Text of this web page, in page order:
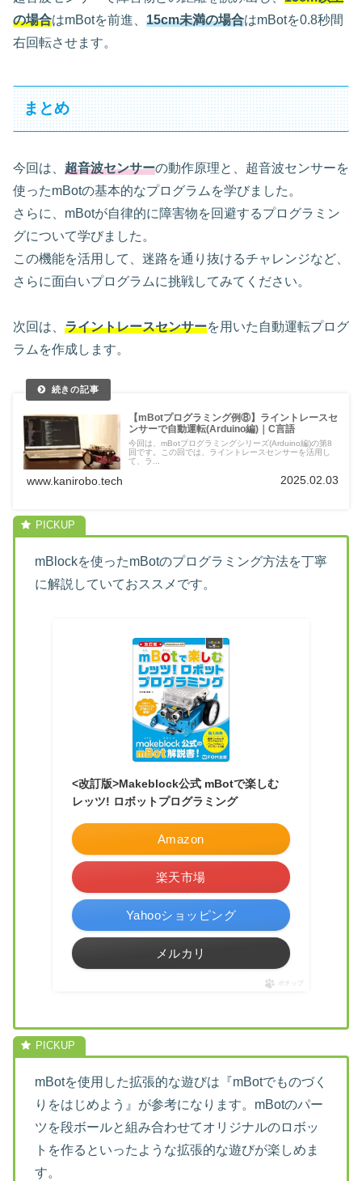
の場合はmBotを前進、 15cm未満の場合はmBotを0.8秒間
右回転させます。
まとめ
今回は、 超音波センサーの動作原理と、超音波センサーを
使ったmBotの基本的なプログラムを学びました。
さらに、mBotが自律的に障害物を回避するプログラミン
グについて学びました。
この機能を活用して、迷路を通り抜けるチャレンジなど、
さらに面白いプログラムに挑戦してみてください。
次回は、 ライントレースセンサーを用いた自動運転プログ
ラムを作成します。
【mBotプログラミング例⑧】ライントレースセ
ンサーで自動運転(Arduino編)｜C言語
今回は、mBotプログラミングシリーズ(Arduino編)の第8
回です。この回では、ライントレースセンサーを活用し
て、ラ...
www.kanirobo.tech 2025.02.03
mBlockを使ったmBotのプログラミング方法を丁寧
に解説していておススメです。
<改訂版>Makeblock公式 mBotで楽しむ
レッツ! ロボットプログラミング
Amazon
楽天市場
Yahooショッピング
メルカリ
ポチップ
mBotを使用した拡張的な遊びは『mBotでものづく
りをはじめよう』が参考になります。mBotのパー
ツを段ボールと組み合わせてオリジナルのロボッ
トを作るといったような拡張的な遊びが楽しめま
す。